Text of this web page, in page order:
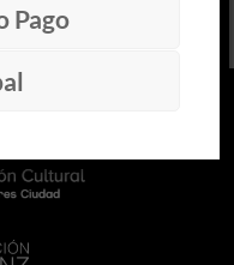
Pago